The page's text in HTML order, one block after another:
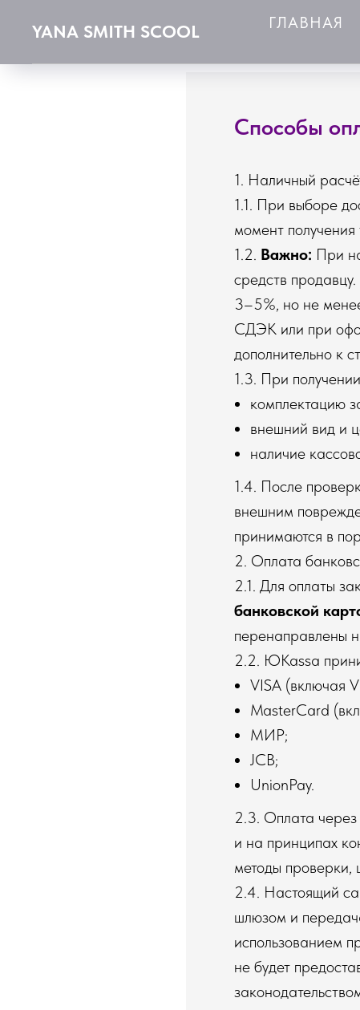
YANA SMITH SCOOL ГЛАВНАЯ
Способы
1. Наличный
1.1. При выборе
момент
1.2. Важно: При
средств
3–5%, но не
СДЭК или при
дополнительно к
1.3. При
комплектацию
внешний вид и
наличие
1.4. После
внешним
принимаются в
2. Оплата
2.1. Для оплаты
банковской
перенаправлены
2.2. ЮKassa
VISA (включая
MasterCard
МИР;
JCB;
UnionPay.
2.3. Оплата через
и на принципах
методы
2.4. Настоящий
шлюзом и
использованием
не будет